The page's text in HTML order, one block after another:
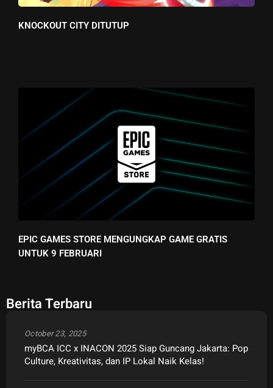
KNOCKOUT CITY DITUTUP
EPIC GAMES STORE MENGUNGKAP GAME GRATIS
UNTUK 9 FEBRUARI
Berita Terbaru
myBCA ICC x INACON 2025 Siap Guncang Jakarta: Pop
Culture, Kreativitas, dan IP Lokal Naik Kelas!
October 23, 2025